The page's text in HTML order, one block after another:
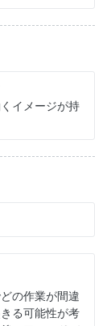
イメージが持
の作業が間違
る可能性が考